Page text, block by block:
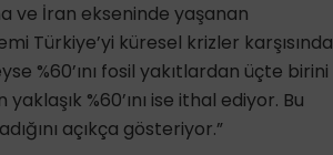
ve İran ekseninde yaşanan
Türkiye’yi küresel krizler karşısında
%60’ını fosil yakıtlardan üçte birini
%60’ını ise ithal ediyor. Bu
açıkça gösteriyor.”